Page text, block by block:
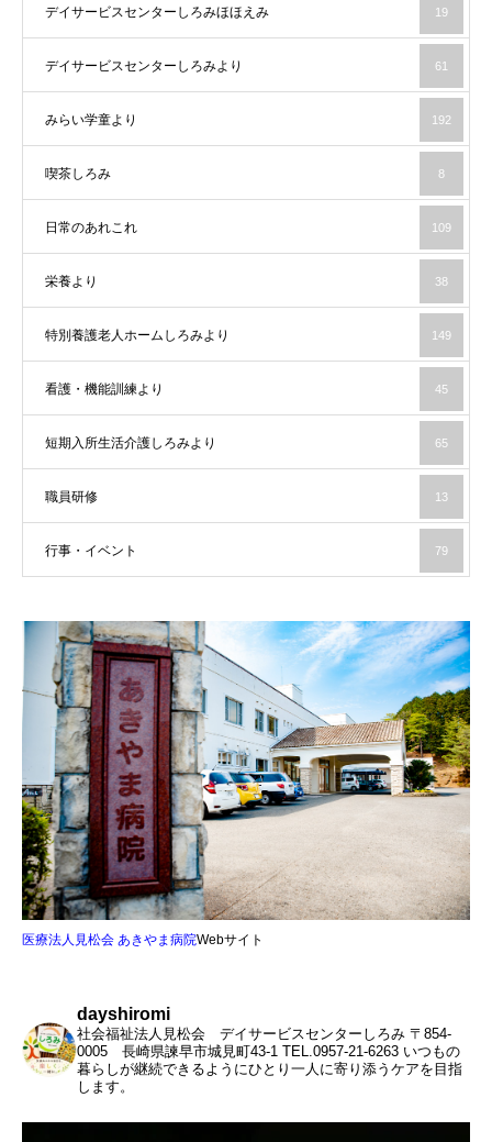
デイサービスセンターしろみほほえみ 19
デイサービスセンターしろみより 61
みらい学童より 192
喫茶しろみ 8
日常のあれこれ 109
栄養より 38
特別養護老人ホームしろみより 149
看護・機能訓練より 45
短期入所生活介護しろみより 65
職員研修 13
行事・イベント 79
医療法人見松会 あきやま病院Webサイト
dayshiromi
社会福祉法人見松会 デイサービスセンターしろみ 〒854-
0005 長崎県諫早市城見町43-1 TEL.0957-21-6263 いつもの
暮らしが継続できるようにひとり一人に寄り添うケアを目指
します。